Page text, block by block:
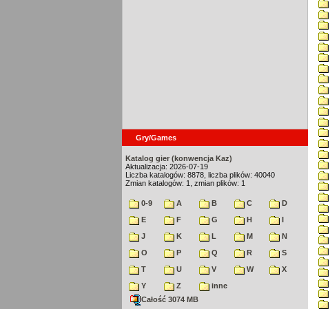
Gry/Games
Katalog gier (konwencja Kaz)
Aktualizacja: 2026-07-19
Liczba katalogów: 8878, liczba plików: 40040
Zmian katalogów: 1, zmian plików: 1
0-9 A B C
D
E
F G H
I
J
K L M
N
O
P Q R
S
T
U V W
X
Y
Z
inne
Całość 3074 MB